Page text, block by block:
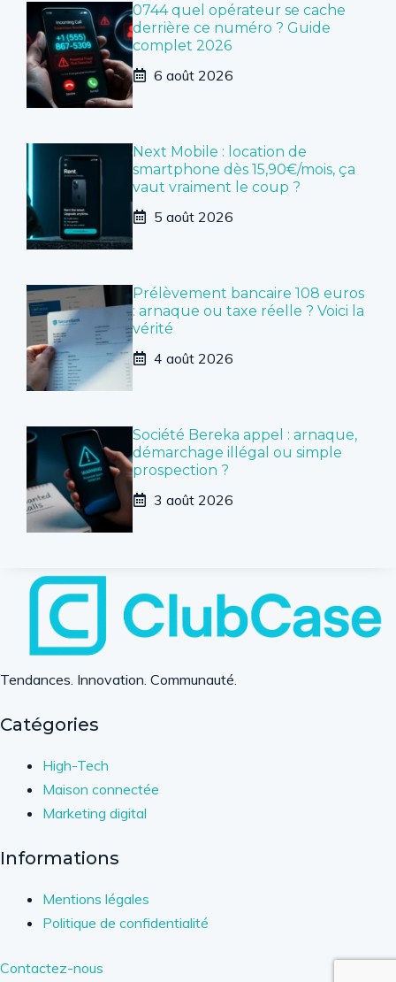
0744 quel opérateur se cache
derrière ce numéro ? Guide
complet 2026
6 août 2026
Next Mobile : location de
smartphone dès 15,90€/mois, ça
vaut vraiment le coup ?
5 août 2026
Prélèvement bancaire 108 euros
: arnaque ou taxe réelle ? Voici la
vérité
4 août 2026
Société Bereka appel : arnaque,
démarchage illégal ou simple
prospection ?
3 août 2026
Tendances. Innovation. Communauté.
Catégories
High-Tech
Maison connectée
Marketing digital
Informations
Mentions légales
Politique de confidentialité
Contactez-nous